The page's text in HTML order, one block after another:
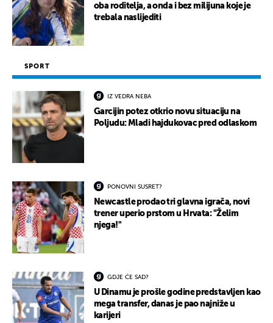
oba roditelja, a onda i bez milijuna koje je
trebala naslijediti
SPORT
IZ VEDRA NEBA
Garcijin potez otkrio novu situaciju na
Poljudu: Mladi hajdukovac pred odlaskom
PONOVNI SUSRET?
Newcastle prodao tri glavna igrača, novi
trener uperio prstom u Hrvata: "Želim
njega!"
GDJE ĆE SAD?
U Dinamu je prošle godine predstavljen kao
mega transfer, danas je pao najniže u
karijeri